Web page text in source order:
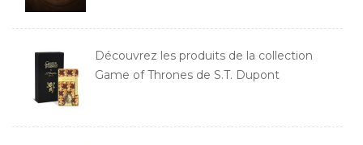
Découvrez les produits de la collection
Game of Thrones de S.T. Dupont